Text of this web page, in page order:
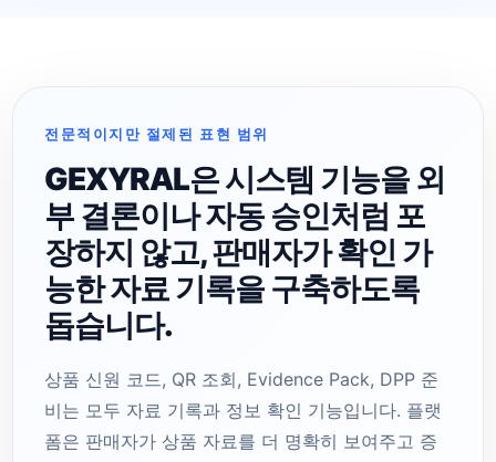
전문적이지만 절제된 표현 범위
GEXYRAL은 시스템 기능을 외
부 결론이나 자동 승인처럼 포
장하지 않고, 판매자가 확인 가
능한 자료 기록을 구축하도록
돕습니다.
상품 신원 코드, QR 조회, Evidence Pack, DPP 준
비는 모두 자료 기록과 정보 확인 기능입니다. 플랫
폼은 판매자가 상품 자료를 더 명확히 보여주고 증